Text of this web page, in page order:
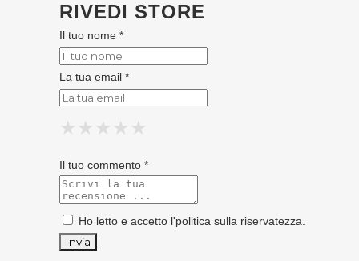
RIVEDI STORE
Il tuo nome *
La tua email *
★
★ ★
★ ★ ★
★ ★ ★ ★
★ ★ ★ ★ ★
Il tuo commento *
Ho letto e accetto l'politica sulla riservatezza